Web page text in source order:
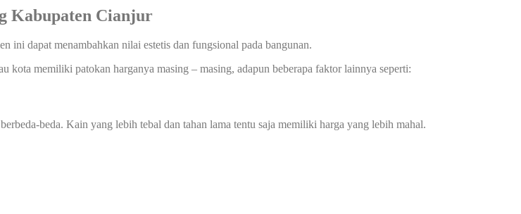
Kabupaten Cianjur
ini dapat menambahkan nilai estetis dan fungsional pada bangunan.
kota memiliki patokan harganya masing – masing, adapun beberapa faktor lainnya seperti:
beda. Kain yang lebih tebal dan tahan lama tentu saja memiliki harga yang lebih mahal.